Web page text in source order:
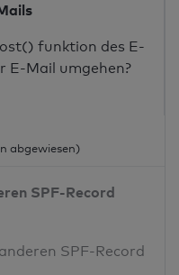
funktion des E-
E-Mail umgehen?
abgewiesen)
SPF-Record
SPF-Record